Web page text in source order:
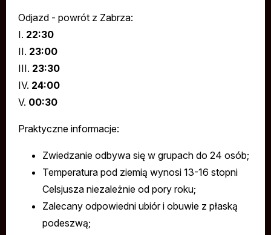
Odjazd - powrót z Zabrza:
I. 22:30
II. 23:00
III. 23:30
IV. 24:00
V. 00:30
Praktyczne informacje:
Zwiedzanie odbywa się w grupach do 24 osób;
Temperatura pod ziemią wynosi 13-16 stopni
Celsjusza niezależnie od pory roku;
Zalecany odpowiedni ubiór i obuwie z płaską
podeszwą;